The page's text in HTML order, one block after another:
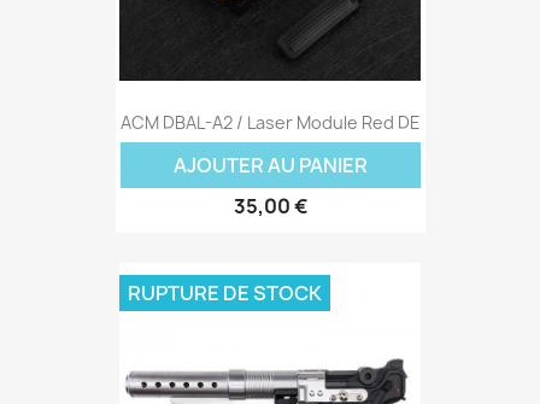
ACM DBAL-A2 / Laser Module Red DE
AJOUTER AU PANIER
35,00 €
RUPTURE DE STOCK